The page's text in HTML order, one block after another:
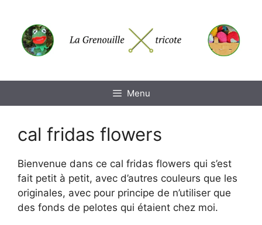
contenu
Menu
cal fridas flowers
Bienvenue dans ce cal fridas flowers qui s’est
fait petit à petit, avec d’autres couleurs que les
originales, avec pour principe de n’utiliser que
des fonds de pelotes qui étaient chez moi.